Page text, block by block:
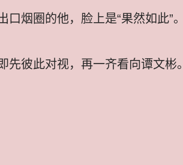
烟圈的他，脸上是“果然如此”。
彼此对视，再一齐看向谭文彬。